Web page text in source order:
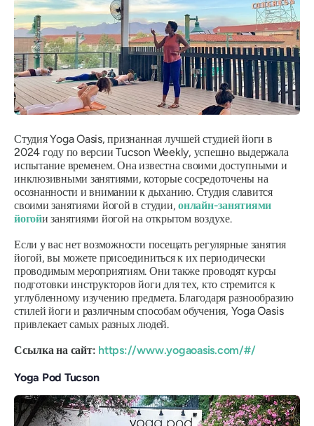
Студия Yoga Oasis, признанная лучшей студией йоги в
2024 году по версии Tucson Weekly, успешно выдержала
испытание временем. Она известна своими доступными и
инклюзивными занятиями, которые сосредоточены на
осознанности и внимании к дыханию. Студия славится
своими занятиями йогой в студии,онлайн-занятиями
йогойи занятиями йогой на открытом воздухе.
Если у вас нет возможности посещать регулярные занятия
йогой, вы можете присоединиться к их периодически
проводимым мероприятиям. Они также проводят курсы
подготовки инструкторов йоги для тех, кто стремится к
углубленному изучению предмета. Благодаря разнообразию
стилей йоги и различным способам обучения, Yoga Oasis
привлекает самых разных людей.
Ссылка на сайт: https://www.yogaoasis.com/#/
Yoga Pod Tucson